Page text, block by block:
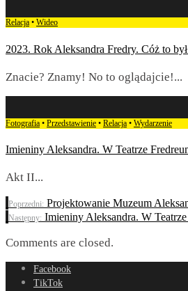
Relacja • Wideo
2023. Rok Aleksandra Fredry. Cóż to
Znacie? Znamy! No to oglądajcie!...
Fotografia • Przedstawienie • Relacja • Wydarzenie
Imieniny Aleksandra. W Teatrze
Akt II...
Poprzedni: Projektowanie Muzeum
Następny: Imieniny Aleksandra. W
Comments are closed.
Facebook
TikTok